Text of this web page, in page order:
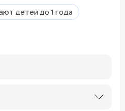
детей до 1 года